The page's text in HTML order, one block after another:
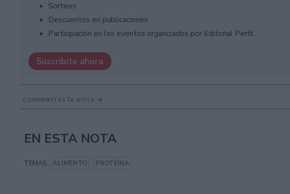
Sorteos
Descuentos en publicaciones
Participación en los eventos organizados por Editorial Perfil.
Suscribite ahora
COMPARTÍ ESTA NOTA
EN ESTA NOTA
TEMAS: ALIMENTO PROTEÍNA